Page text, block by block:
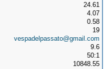
24.61
4.07
0.58
19
vespadelpassato@gmail.com
9.6
50:1
10848.55